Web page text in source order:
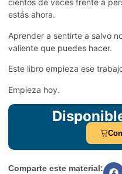
cientos de veces frente a
estás ahora.
Aprender a sentirte a salvo
valiente que puedes hacer.
Este libro empieza ese
Empieza hoy.
Comparte este material: